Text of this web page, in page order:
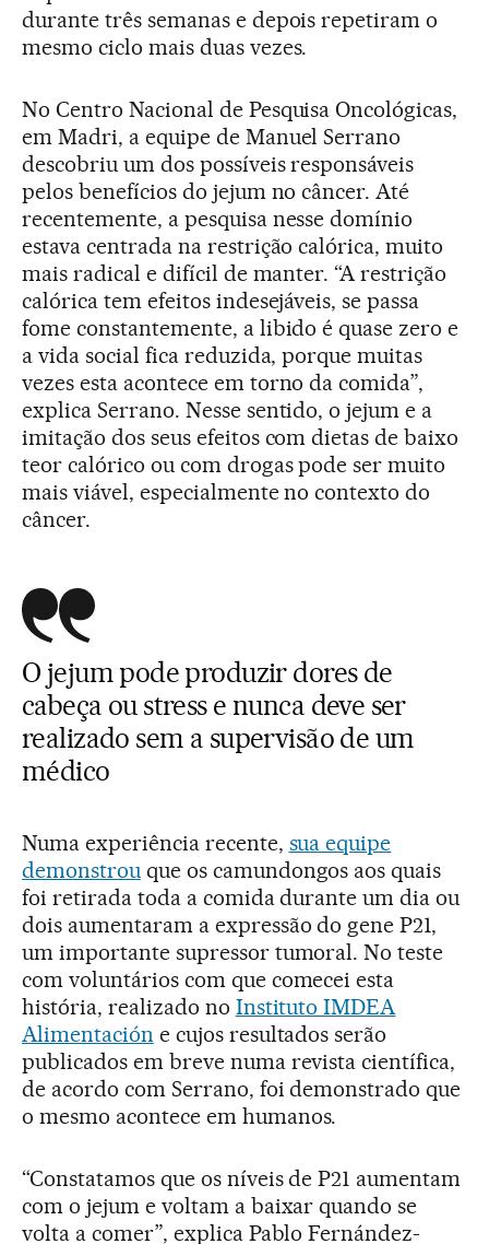
durante três semanas e depois repetiram o
mesmo ciclo mais duas vezes.
No Centro Nacional de Pesquisa Oncológicas,
em Madri, a equipe de Manuel Serrano
descobriu um dos possíveis responsáveis
pelos benefícios do jejum no câncer. Até
recentemente, a pesquisa nesse domínio
estava centrada na restrição calórica, muito
mais radical e difícil de manter. “A restrição
calórica tem efeitos indesejáveis, se passa
fome constantemente, a libido é quase zero e
a vida social fica reduzida, porque muitas
vezes esta acontece em torno da comida”,
explica Serrano. Nesse sentido, o jejum e a
imitação dos seus efeitos com dietas de baixo
teor calórico ou com drogas pode ser muito
mais viável, especialmente no contexto do
câncer.
O jejum pode produzir dores de
cabeça ou stress e nunca deve ser
realizado sem a supervisão de um
médico
Numa experiência recente, sua equipe
demonstrouque os camundongos aos quais
foi retirada toda a comida durante um dia ou
dois aumentaram a expressão do gene P21,
um importante supressor tumoral. No teste
com voluntários com que comecei esta
história, realizado no Instituto IMDEA
Alimentación e cujos resultados serão
publicados em breve numa revista científica,
de acordo com Serrano, foi demonstrado que
o mesmo acontece em humanos.
“Constatamos que os níveis de P21 aumentam
com o jejum e voltam a baixar quando se
volta a comer”, explica Pablo Fernández-